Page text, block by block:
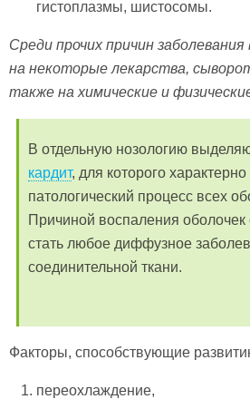
гистоплазмы, шистосомы.
Среди прочих причин
на некоторые лекарства,
также на химические и
В отдельную нозологию
кардит, для которого
патологический процесс всех
Причиной воспаления
стать любое диффузное
соединительной ткани.
Факторы, способствующие
переохлаждение,